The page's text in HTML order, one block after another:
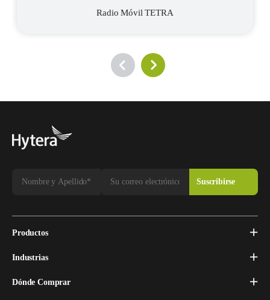
Radio Móvil TETRA
Productos
Industrias
Dónde Comprar